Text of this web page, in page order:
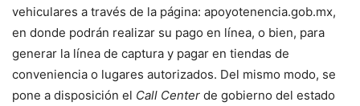
vehiculares a través de la página: apoyotenencia.gob.mx,
en donde podrán realizar su pago en línea, o bien, para
generar la línea de captura y pagar en tiendas de
conveniencia o lugares autorizados. Del mismo modo, se
pone a disposición el Call Center de gobierno del estado